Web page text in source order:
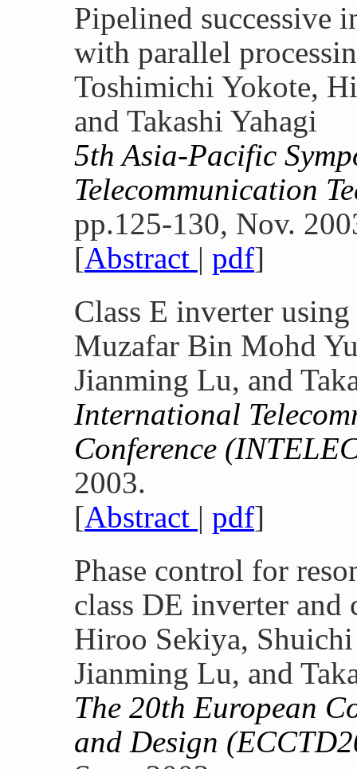
Pipelined successive
with parallel
Toshimichi Yokote,
and Takashi Yahagi
5th Asia-Pacific
Telecommunication
pp.125-130, Nov.
[Abstract | pdf]
Class E inverter
Muzafar Bin Mohd
Jianming Lu, and
International
Conference
2003.
[Abstract | pdf]
Phase control for
class DE inverter and
Hiroo Sekiya,
Jianming Lu, and
The 20th European
and Design